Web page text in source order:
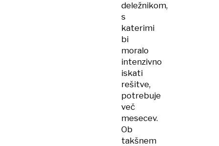
deležnikom,
s
katerimi
bi
moralo
intenzivno
iskati
rešitve,
potrebuje
več
mesecev.
Ob
takšnem